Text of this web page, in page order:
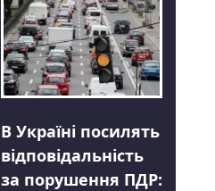
В Україні посилять
відповідальність
за порушення ПДР: